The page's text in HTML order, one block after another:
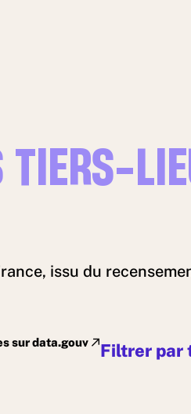
TIERS-
issu du
sur data.gouv Filtrer par